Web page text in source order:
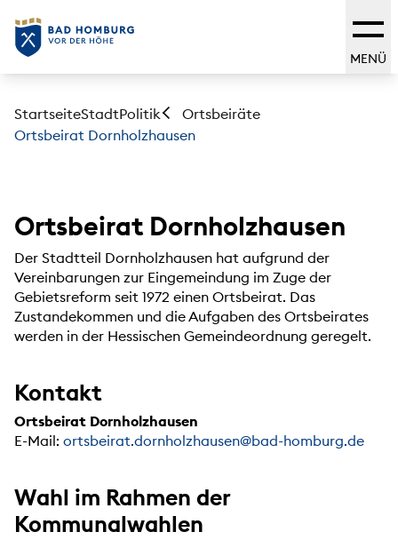
MENÜ
StartseiteStadtPolitik
Ortsbeiräte
Ortsbeirat Dornholzhausen
Ortsbeirat Dornholzhausen
Der Stadtteil Dornholzhausen hat aufgrund der
Vereinbarungen zur Eingemeindung im Zuge der
Gebietsreform seit 1972 einen Ortsbeirat. Das
Zustandekommen und die Aufgaben des Ortsbeirates
werden in der Hessischen Gemeindeordnung geregelt.
Kontakt
Ortsbeirat Dornholzhausen
E-Mail: ortsbeirat.dornholzhausen@bad-homburg.de
Wahl im Rahmen der
Kommunalwahlen